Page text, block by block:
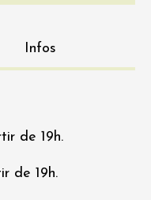
Infos
de 19h.
de 19h.